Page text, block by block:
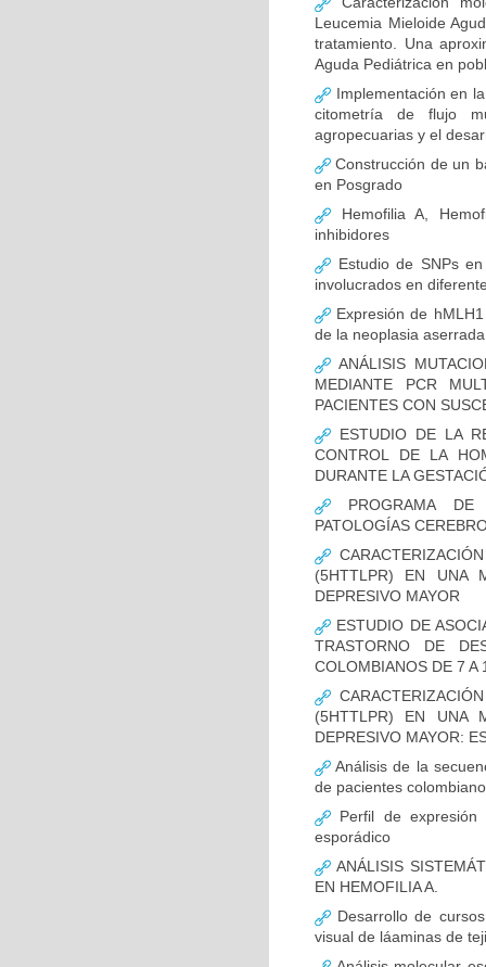
Leucemia Mieloide
tratamiento. Una
Aguda Pediátrica en
Implementación en
citometría de flujo
agropecuarias y el
Construcción de un
en Posgrado
Hemofilia A,
inhibidores
Estudio de SNPs
involucrados en
Expresión de
de la neoplasia
ANÁLISIS
MEDIANTE PCR
PACIENTES CON
ESTUDIO DE LA
CONTROL DE LA
DURANTE LA
PROGRAMA DE
PATOLOGÍAS
(5HTTLPR) EN UNA
DEPRESIVO MAYOR
ESTUDIO DE
TRASTORNO DE
COLOMBIANOS DE 7 A
(5HTTLPR) EN UNA
DEPRESIVO MAYOR:
Análisis de la
de pacientes
Perfil de expresión
esporádico
ANÁLISIS
EN HEMOFILIA A.
Desarrollo de
visual de láaminas de